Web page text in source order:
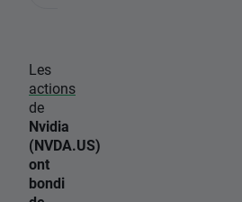
Les
actions
de
Nvidia
(NVDA.US)
ont
bondi